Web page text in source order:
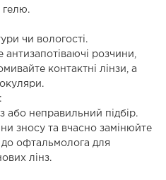
гелю.
чи вологості.
розчини,
контактні лінзи, а
:
або неправильний підбір.
зносу та вчасно замінюйте
до офтальмолога для
лінз.